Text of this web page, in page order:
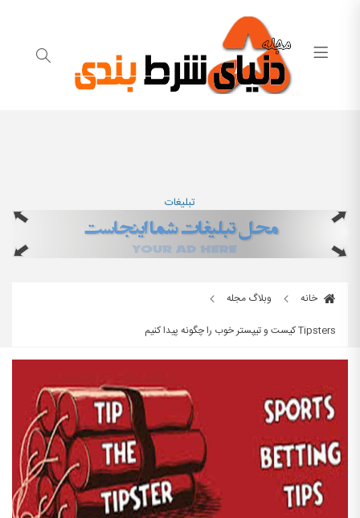
تبلیغات
خانه
وبلاگ مجله
Tipsters کیست و تیپستر خوب را چگونه پیدا کنیم